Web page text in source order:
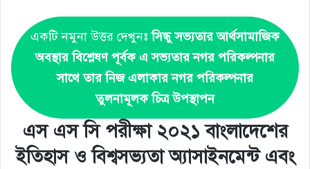
একটি নমুনা উত্তর দেখুনঃসিন্ধু সভ্যতার আর্থসামাজিক
অবস্থার বিশ্লেষণ পূর্বক এ সভ্যতার নগর পরিকল্পনার
সাথে তার নিজ এলাকার নগর পরিকল্পনার
তুলনামূলক চিত্র উপস্থাপন
এস এস সি পরীক্ষা ২০২১ বাংলাদেশের
ইতিহাস ও বিশ্বসভ্যতা অ্যাসাইনমেন্ট এবং